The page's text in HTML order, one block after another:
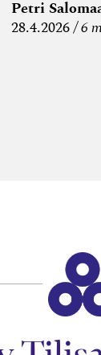
Petri
28.4.2026 6